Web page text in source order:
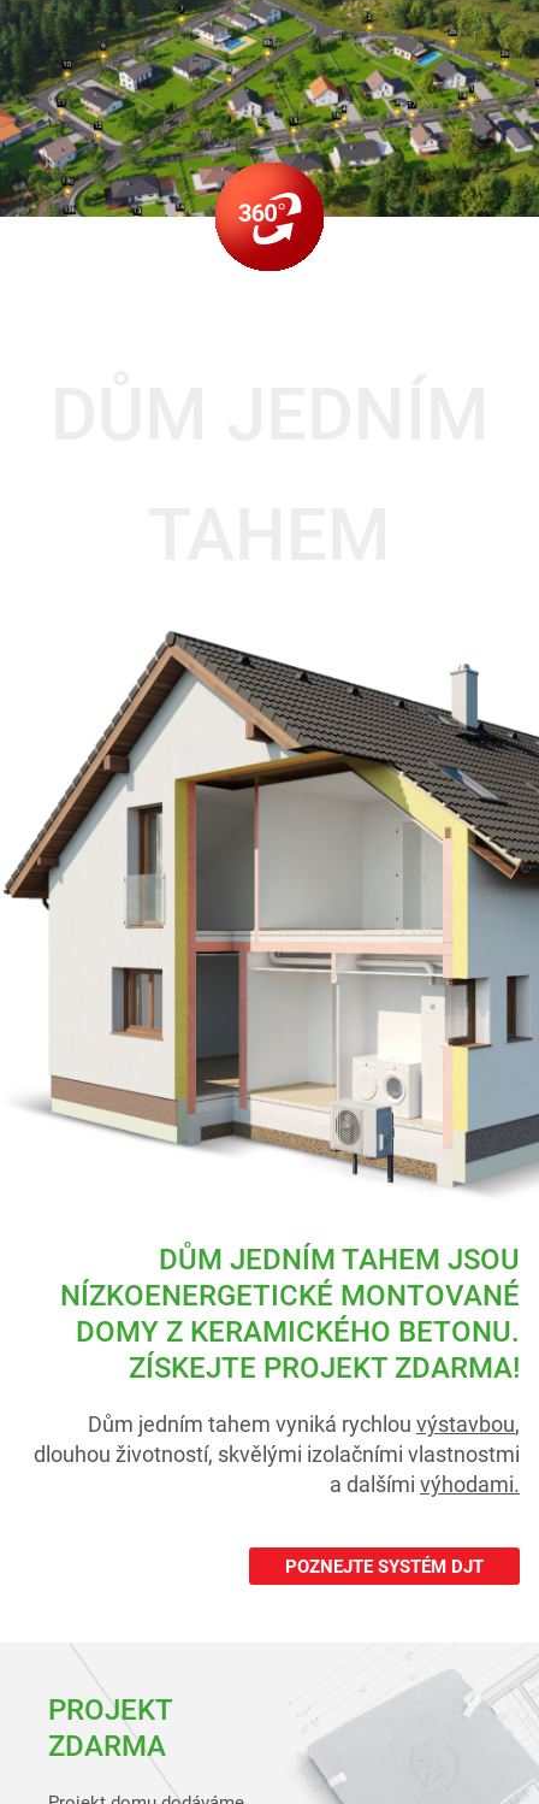
DŮM JEDNÍM TAHEM JSOU
NÍZKOENERGETICKÉ MONTOVANÉ
DOMY Z KERAMICKÉHO BETONU.
ZÍSKEJTE PROJEKT ZDARMA!
Dům jedním tahem vyniká rychlou výstavbou,
dlouhou životností, skvělými izolačními vlastnostmi
a dalšími výhodami.
POZNEJTE SYSTÉM DJT
PROJEKT
ZDARMA